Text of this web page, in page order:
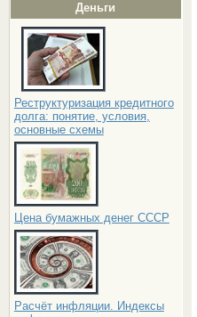
Деньги
Реструктуризация кредитного
долга: понятие, условия,
основные схемы
Цена бумажных денег СССР
Расчёт инфляции. Индексы